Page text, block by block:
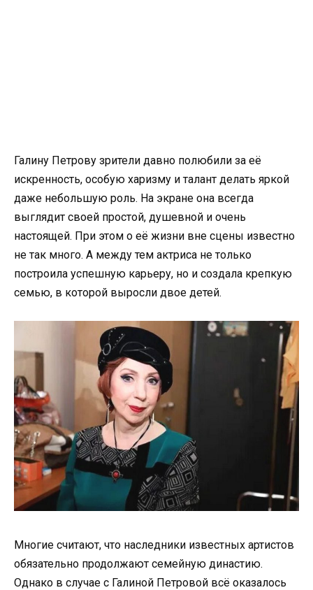
Галину Петрову зрители давно полюбили за её
искренность, особую харизму и талант делать яркой
даже небольшую роль. На экране она всегда
выглядит своей простой, душевной и очень
настоящей. При этом о её жизни вне сцены известно
не так много. А между тем актриса не только
построила успешную карьеру, но и создала крепкую
семью, в которой выросли двое детей.
Многие считают, что наследники известных артистов
обязательно продолжают семейную династию.
Однако в случае с Галиной Петровой всё оказалось